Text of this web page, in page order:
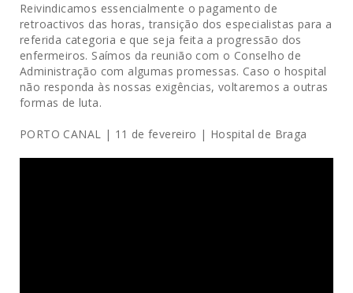
Reivindicamos essencialmente o pagamento de
retroactivos das horas, transição dos especialistas para a
referida categoria e que seja feita a progressão dos
enfermeiros. Saímos da reunião com o Conselho de
Administração com algumas promessas. Caso o hospital
não responda às nossas exigências, voltaremos a outras
formas de luta.
PORTO CANAL | 11 de fevereiro | Hospital de Braga